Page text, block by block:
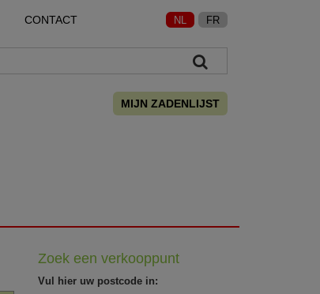
CONTACT NL FR
MIJN ZADENLIJST
Zoek een verkooppunt
Vul hier uw postcode in: